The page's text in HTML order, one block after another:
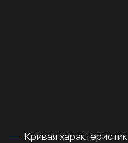
Кривая характеристик